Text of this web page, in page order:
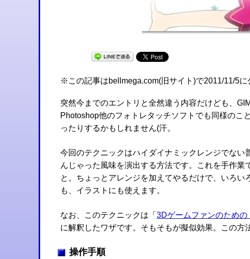
※この記事はbellmega.com(旧サイト)で2011/11/5に
突然今までのエントリと全然違う内容だけども、
Photoshop他のフォトレタッチソフトでも同様のこ
ったりするかもしれません(汗。
今回のテクニックはハイダイナミックレンジでな
んじゃった風味を演出する方法です。これを手作
と。ちょっとアレンジを加えてやるだけで、いろ
も、イラストにも使えます。
なお、このテクニックは「 3Dゲームファンのため
に解釈したワザです。そもそもが擬似効果。この方
操作手順